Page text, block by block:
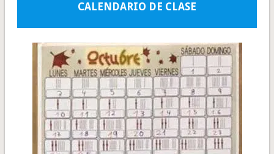
CALENDARIO DE CLASE